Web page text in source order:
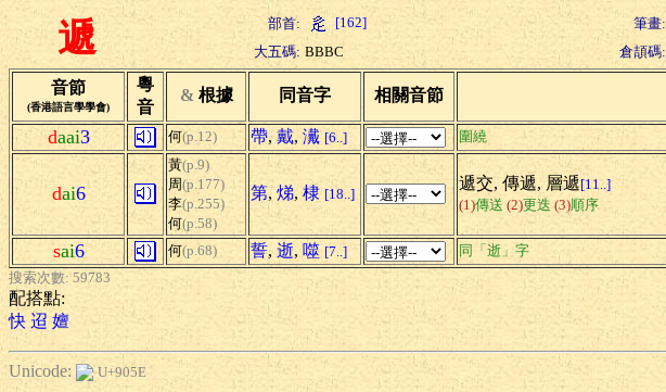
遞 部首: [162] 筆畫:
大五碼: BBBC 倉頡碼:
音節
(香港語言學學會)
粵
音
& 根據 同音字 相關音節
daai3 何(p.12) 帶, 戴, 瀻 [6..] 圍繞
dai6
黃(p.9)
周(p.177)
李(p.255)
何(p.58)
第, 焍, 棣 [18..]
遞交, 傳遞, 層遞[11..]
(1)傳送 (2)更迭(3)順序
sai6 何(p.68) 誓, 逝, 噬 [7..]
同「逝」字
搜索次數: 59783
配搭點:
快 迢 嬗
Unicode:
U+905E